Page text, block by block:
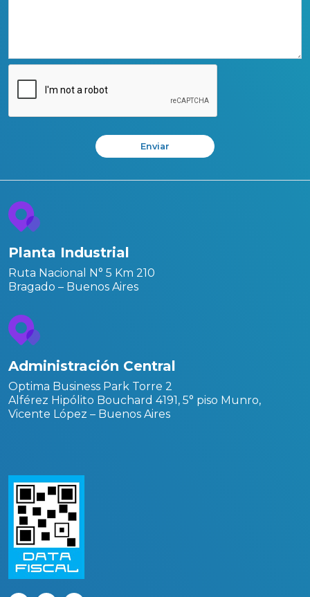
Enviar
Planta Industrial
Ruta Nacional N° 5 Km 210
Bragado – Buenos Aires
Administración Central
Optima Business Park Torre 2
Alférez Hipólito Bouchard 4191, 5° piso Munro,
Vicente López – Buenos Aires